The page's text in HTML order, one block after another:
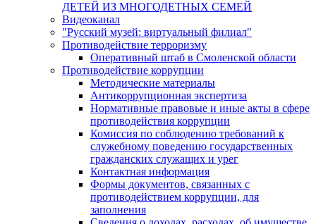
ДЕТЕЙ ИЗ МНОГОДЕТНЫХ СЕМЕЙ
Видеоканал
"Русский музей: виртуальный филиал"
Противодействие терроризму
Оперативный штаб в Смоленской области
Противодействие коррупции
Методические материалы
Антикоррупционная экспертиза
Нормативные правовые и иные акты в сфере
противодействия коррупции
Комиссия по соблюдению требований к
служебному поведению государственных
гражданских служащих и урег
Контактная информация
Формы документов, связанных с
противодействием коррупции, для
заполнения